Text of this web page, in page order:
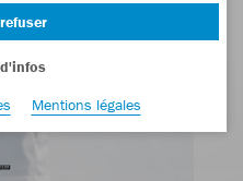
Mentions légales